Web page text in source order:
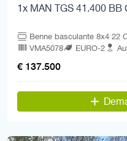
1x MAN TGS 41.400 BB
Benne basculante 8x4 22
VMA5078
EURO-2
€ 137.500